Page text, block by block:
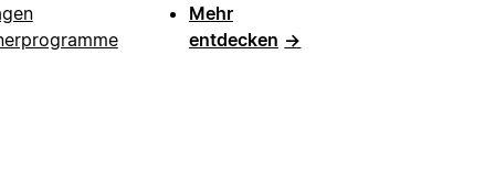
Mehr
entdecken →